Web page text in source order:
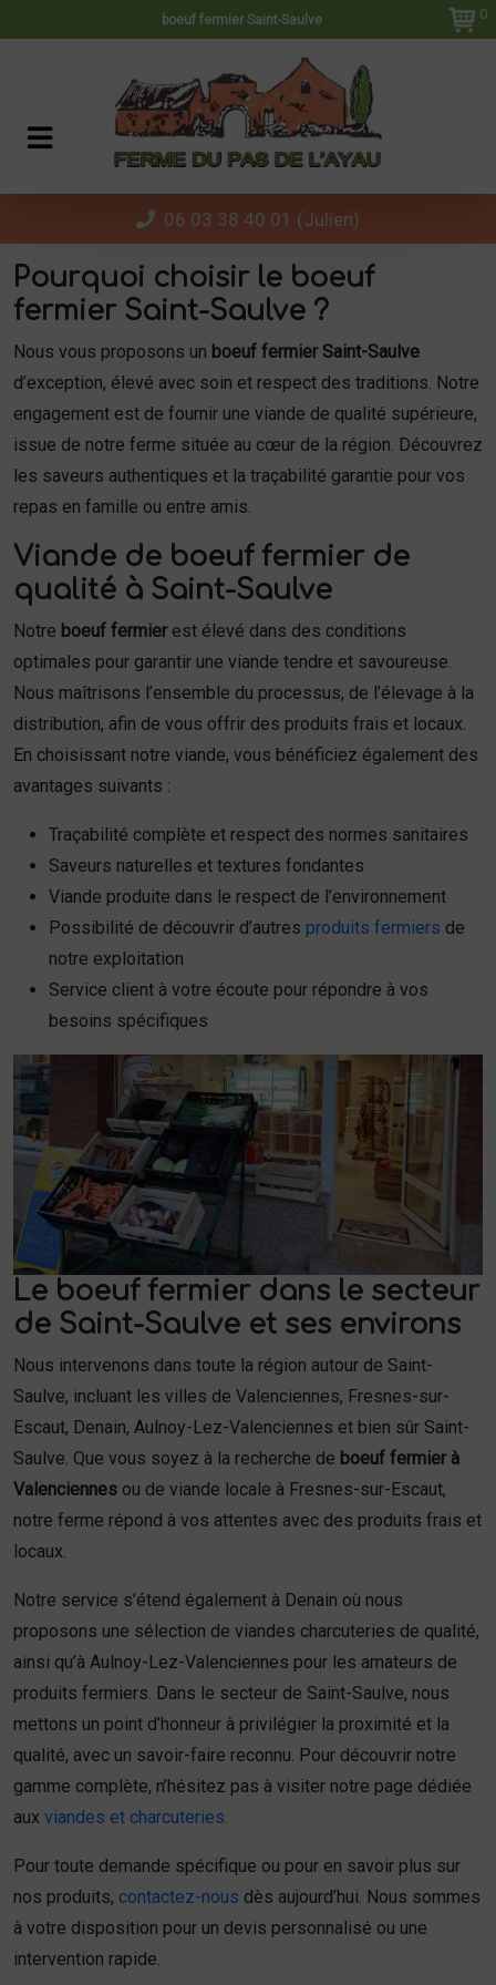
boeuf fermier Saint-Saulve 0
06 03 38 40 01 (Julien)
Pourquoi choisir le boeuf
fermier Saint-Saulve ?
Nous vous proposons un boeuf fermier Saint-Saulve
d’exception, élevé avec soin et respect des traditions. Notre
engagement est de fournir une viande de qualité supérieure,
issue de notre ferme située au cœur de la région. Découvrez
les saveurs authentiques et la traçabilité garantie pour vos
repas en famille ou entre amis.
Viande de boeuf fermier de
qualité à Saint-Saulve
Notre boeuf fermierest élevé dans des conditions
optimales pour garantir une viande tendre et savoureuse.
Nous maîtrisons l’ensemble du processus, de l’élevage à la
distribution, afin de vous offrir des produits frais et locaux.
En choisissant notre viande, vous bénéficiez également des
avantages suivants :
Traçabilité complète et respect des normes sanitaires
Saveurs naturelles et textures fondantes
Viande produite dans le respect de l’environnement
Possibilité de découvrir d’autres produits fermiers de
notre exploitation
Service client à votre écoute pour répondre à vos
besoins spécifiques
Le boeuf fermier dans le secteur
de Saint-Saulve et ses environs
Nous intervenons dans toute la région autour de Saint-
Saulve, incluant les villes de Valenciennes, Fresnes-sur-
Escaut, Denain, Aulnoy-Lez-Valenciennes et bien sûr Saint-
Saulve. Que vous soyez à la recherche de boeuf fermier à
Valenciennes ou de viande locale à Fresnes-sur-Escaut,
notre ferme répond à vos attentes avec des produits frais et
locaux.
Notre service s’étend également à Denain où nous
proposons une sélection de viandes charcuteries de qualité,
ainsi qu’à Aulnoy-Lez-Valenciennes pour les amateurs de
produits fermiers. Dans le secteur de Saint-Saulve, nous
mettons un point d’honneur à privilégier la proximité et la
qualité, avec un savoir-faire reconnu. Pour découvrir notre
gamme complète, n’hésitez pas à visiter notre page dédiée
aux viandes et charcuteries
Pour toute demande spécifique ou pour en savoir plus sur
nos produits, contactez-nous dès aujourd’hui. Nous sommes
à votre disposition pour un devis personnalisé ou une
intervention rapide.
Panneau de gestion des cookies